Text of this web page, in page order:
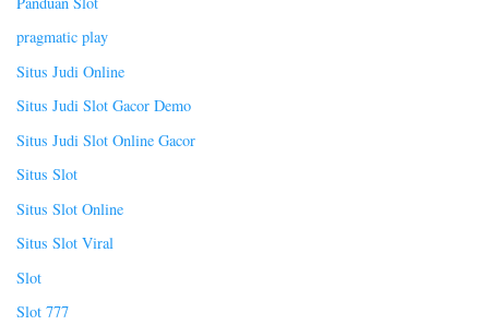
pragmatic play
Situs Judi Online
Situs Judi Slot Gacor Demo
Situs Judi Slot Online Gacor
Situs Slot
Situs Slot Online
Situs Slot Viral
Slot
Slot 777